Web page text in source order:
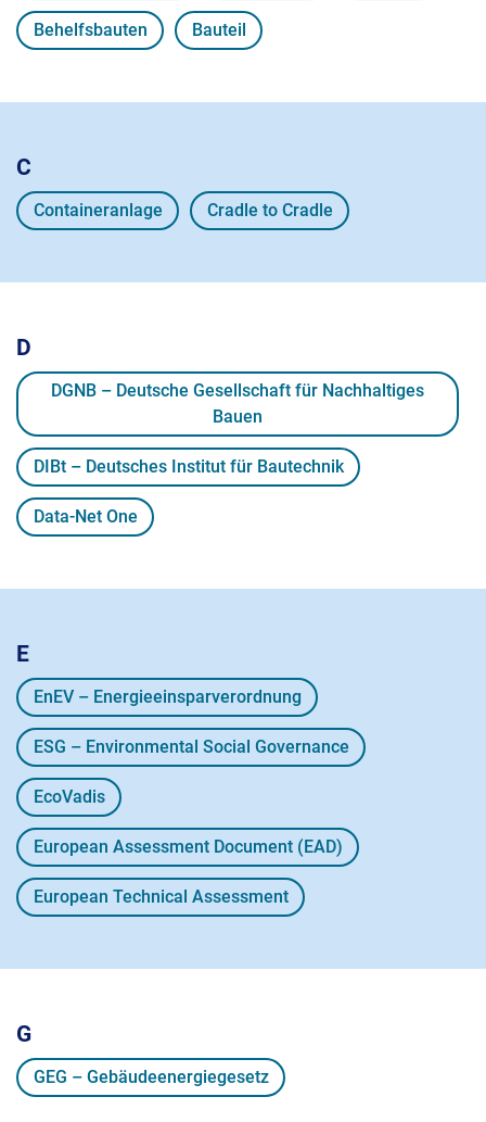
Behelfsbauten Bauteil
C
Containeranlage Cradle to Cradle
D
DGNB – Deutsche Gesellschaft für Nachhaltiges
Bauen
DIBt – Deutsches Institut für Bautechnik
Data-Net One
E
EnEV – Energieeinsparverordnung
ESG – Environmental Social Governance
EcoVadis
European Assessment Document (EAD)
European Technical Assessment
G
GEG – Gebäudeenergiegesetz